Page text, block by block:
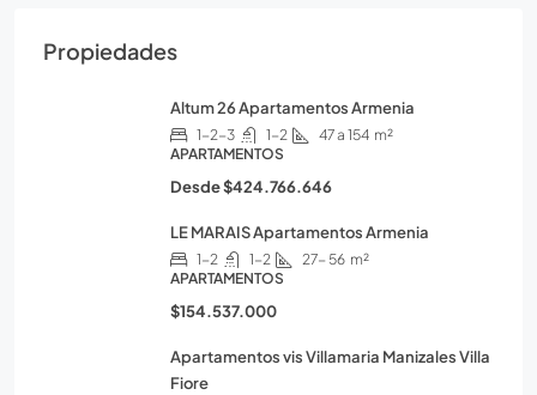
Propiedades
Altum 26 Apartamentos Armenia
1-2-3 1-2 47 a 154 m²
APARTAMENTOS
Desde$424.766.646
LE MARAIS Apartamentos Armenia
1-2 1-2 27- 56 m²
APARTAMENTOS
$154.537.000
Apartamentos vis Villamaria Manizales Villa
Fiore